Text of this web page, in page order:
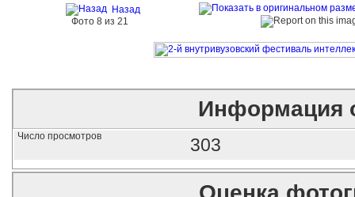
Назад
Фото 8 из 21
Информация
Число просмотров 303